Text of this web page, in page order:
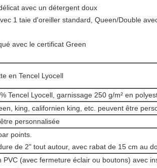
avec un détergent doux
1 taie d'oreiller standard, Queen/Double
avec le certificat Green
en Tencel Lyocell
Tencel Lyocell, garnissage 250 g/m² en
king, californien king, etc. peuvent être
personnalisée
points.
de 2" tout autour, avec rabat de 15 cm au
PVC (avec fermeture éclair ou boutons) avec